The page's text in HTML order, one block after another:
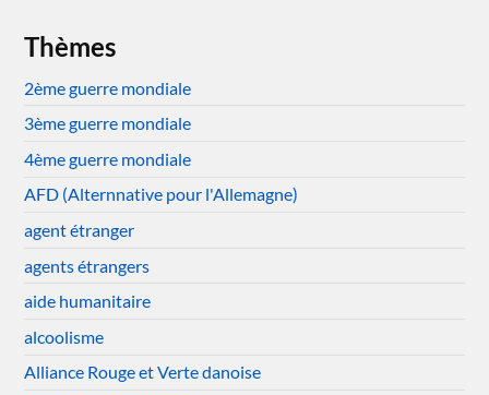
Thèmes
2ème guerre mondiale
3ème guerre mondiale
4ème guerre mondiale
AFD (Alternnative pour l'Allemagne)
agent étranger
agents étrangers
aide humanitaire
alcoolisme
Alliance Rouge et Verte danoise